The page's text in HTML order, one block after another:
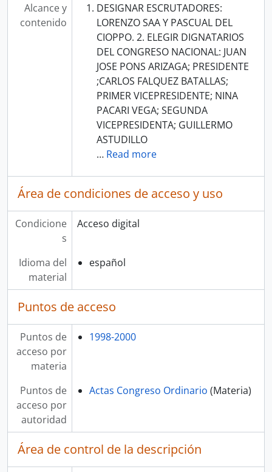
Alcance y
contenido
DESIGNAR ESCRUTADORES:
LORENZO SAA Y PASCUAL DEL
CIOPPO. 2. ELEGIR DIGNATARIOS
DEL CONGRESO NACIONAL: JUAN
JOSE PONS ARIZAGA; PRESIDENTE
;CARLOS FALQUEZ BATALLAS;
PRIMER VICEPRESIDENTE; NINA
PACARI VEGA; SEGUNDA
VICEPRESIDENTA; GUILLERMO
ASTUDILLO
… Read more
Área de condiciones de acceso y uso
Condicione
s
Acceso digital
Idioma del
material
español
Puntos de acceso
Puntos de
acceso por
materia
1998-2000
Puntos de
acceso por
autoridad
Actas Congreso Ordinario (Materia)
Área de control de la descripción